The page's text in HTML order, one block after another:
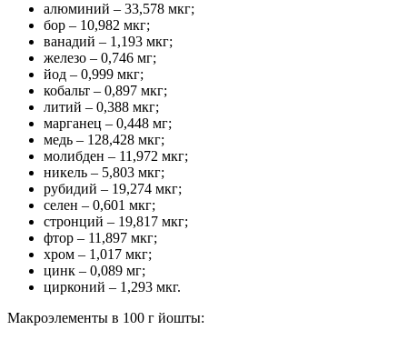
алюминий – 33,578 мкг;
бор – 10,982 мкг;
ванадий – 1,193 мкг;
железо – 0,746 мг;
йод – 0,999 мкг;
кобальт – 0,897 мкг;
литий – 0,388 мкг;
марганец – 0,448 мг;
медь – 128,428 мкг;
молибден – 11,972 мкг;
никель – 5,803 мкг;
рубидий – 19,274 мкг;
селен – 0,601 мкг;
стронций – 19,817 мкг;
фтор – 11,897 мкг;
хром – 1,017 мкг;
цинк – 0,089 мг;
цирконий – 1,293 мкг.
Макроэлементы в 100 г йошты: